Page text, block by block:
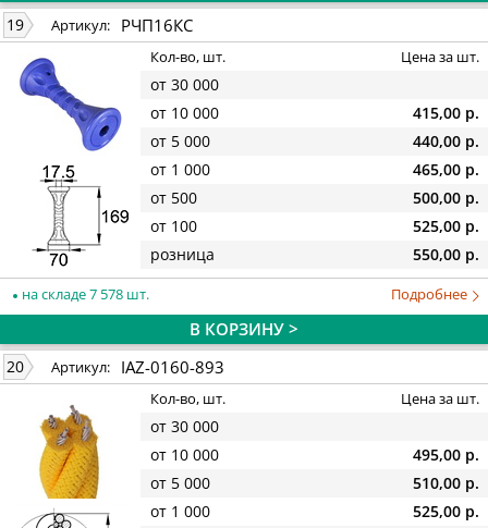
19 Артикул: РЧП16КС
Кол-во, шт. Цена за шт.
от 30 000
от 10 000
415,00 р.
от 5 000
440,00 р.
от 1 000
465,00 р.
от 500
500,00 р.
от 100
525,00 р.
розница
550,00 р.
на складе 7 578 шт. Подробнее
В КОРЗИНУ >
20 Артикул: IAZ-0160-893
Кол-во, шт. Цена за шт.
от 30 000
от 10 000
495,00 р.
от 5 000
510,00 р.
от 1 000
525,00 р.